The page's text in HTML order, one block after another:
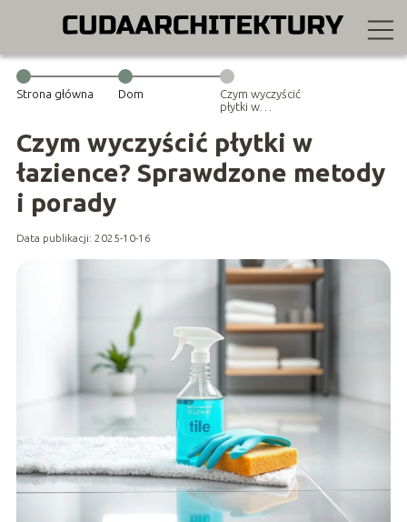
Strona główna Dom
Czym wyczyścić
płytki w
Sprawdzone
metody i
porady
Czym wyczyścić płytki w
łazience? Sprawdzone metody
i porady
Data publikacji: 2025-10-16